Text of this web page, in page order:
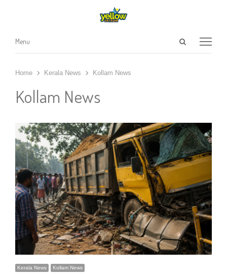
Open
Menu
Menu
Home Kerala News Kollam News
Kollam News
Kerala News Kollam News